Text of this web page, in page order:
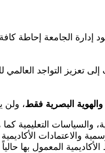
تود إدارة الجامعة
تعزيز التواجد
البصرية فقط، ولن
والسياسات التعليمية
والاعتمادات الأكاديمية
المعمول بها حالياً